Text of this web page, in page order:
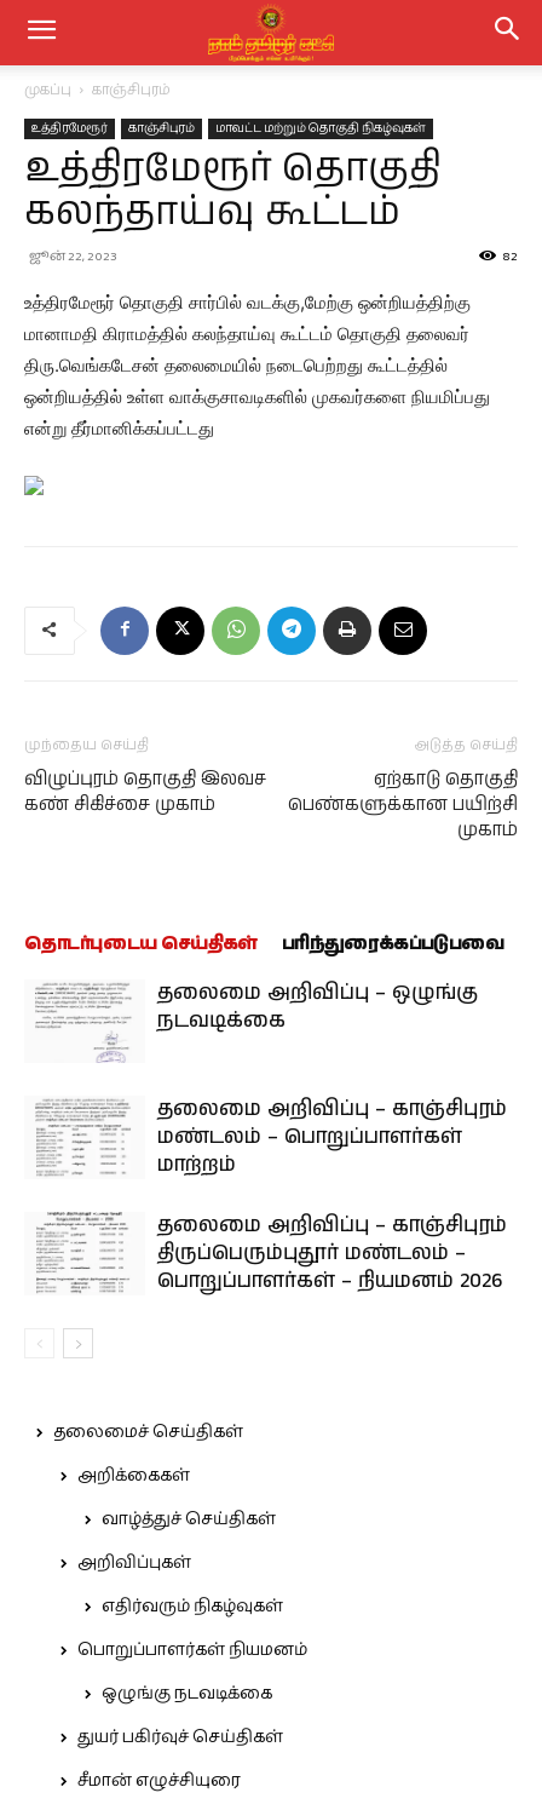
முகப்பு காஞ்சிபுரம்
உத்திரமேரூர் காஞ்சிபுரம் மாவட்ட மற்றும் தொகுதி நிகழ்வுகள்
உத்திரமேரூர் தொகுதி
கலந்தாய்வு கூட்டம்
ஜூன் 22, 2023 82
உத்திரமேரூர் தொகுதி சார்பில் வடக்கு,மேற்கு ஒன்றியத்திற்கு
மானாமதி கிராமத்தில் கலந்தாய்வு கூட்டம் தொகுதி தலைவர்
திரு.வெங்கடேசன் தலைமையில் நடைபெற்றது கூட்டத்தில்
ஒன்றியத்தில் உள்ள வாக்குசாவடிகளில் முகவர்களை நியமிப்பது
என்று தீர்மானிக்கப்பட்டது
முந்தைய செய்தி
விழுப்புரம் தொகுதி இலவச
கண் சிகிச்சை முகாம்
அடுத்த செய்தி
ஏற்காடு தொகுதி
பெண்களுக்கான பயிற்சி
முகாம்
தொடர்புடைய செய்திகள் பரிந்துரைக்கப்படுபவை
தலைமை அறிவிப்பு – ஒழுங்கு
நடவடிக்கை
தலைமை அறிவிப்பு – காஞ்சிபுரம்
மண்டலம் – பொறுப்பாளர்கள்
மாற்றம்
தலைமை அறிவிப்பு – காஞ்சிபுரம்
திருப்பெரும்புதூர் மண்டலம் –
பொறுப்பாளர்கள் – நியமனம் 2026
தலைமைச் செய்திகள்
அறிக்கைகள்
வாழ்த்துச் செய்திகள்
அறிவிப்புகள்
எதிர்வரும் நிகழ்வுகள்
பொறுப்பாளர்கள் நியமனம்
ஒழுங்கு நடவடிக்கை
துயர் பகிர்வுச் செய்திகள்
சீமான் எழுச்சியுரை